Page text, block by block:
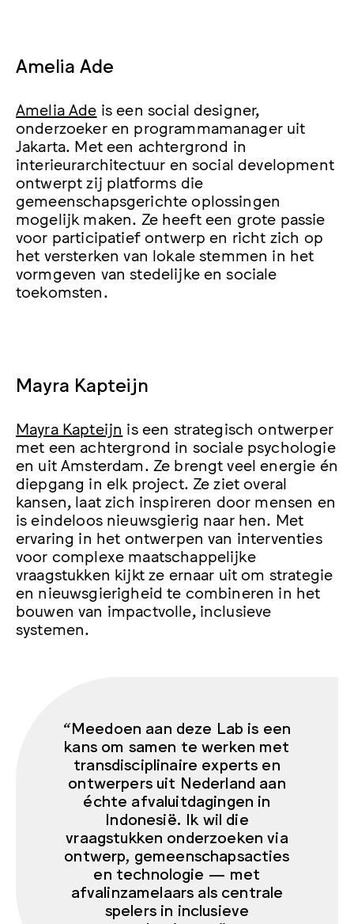
Amelia Ade
Amelia Ade is een social designer,
onderzoeker en programmamanager uit
Jakarta. Met een achtergrond in
interieurarchitectuur en social development
ontwerpt zij platforms die
gemeenschapsgerichte oplossingen
mogelijk maken. Ze heeft een grote passie
voor participatief ontwerp en richt zich op
het versterken van lokale stemmen in het
vormgeven van stedelijke en sociale
toekomsten.
Mayra Kapteijn
Mayra Kapteijn is een strategisch ontwerper
met een achtergrond in sociale psychologie
en uit Amsterdam. Ze brengt veel energie én
diepgang in elk project. Ze ziet overal
kansen, laat zich inspireren door mensen en
is eindeloos nieuwsgierig naar hen. Met
ervaring in het ontwerpen van interventies
voor complexe maatschappelijke
vraagstukken kijkt ze ernaar uit om strategie
en nieuwsgierigheid te combineren in het
bouwen van impactvolle, inclusieve
systemen.
“Meedoen aan deze Lab is een
kans om samen te werken met
transdisciplinaire experts en
ontwerpers uit Nederland aan
échte afvaluitdagingen in
Indonesië. Ik wil die
vraagstukken onderzoeken via
ontwerp, gemeenschapsacties
en technologie — met
afvalinzamelaars als centrale
spelers in inclusieve